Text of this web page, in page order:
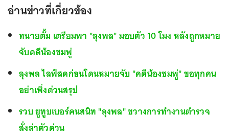
อ่านข่าวที่เกี่ยวข้อง
ทนายตั้ม เตรียมพา "ลุงพล" มอบตัว 10 โมง หลังถูกหมาย
จับคดีน้องชมพู่
ลุงพล ไลฟ์สดก่อนโดนหมายจับ "คดีน้องชมพู่" ขอทุกคน
อย่าเพิ่งด่วนสรุป
รวบ ยูทูบเบอร์คนสนิท "ลุงพล" ขวางการทำงานตำรวจ
สั่งล่าตัวด่วน